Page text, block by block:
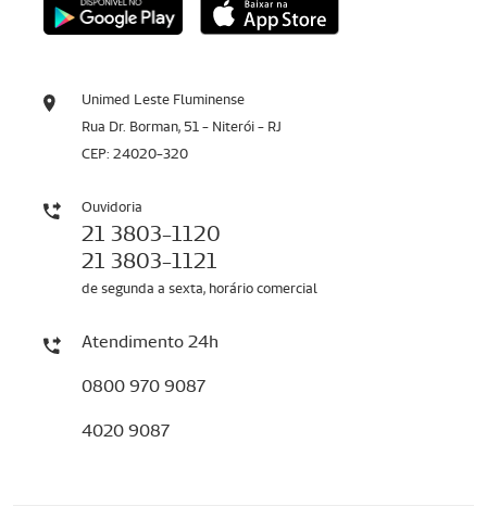
Unimed Leste Fluminense
Rua Dr. Borman, 51 - Niterói - RJ
CEP: 24020-320
Ouvidoria
21 3803-1120
21 3803-1121
de segunda a sexta, horário comercial
Atendimento 24h
0800 970 9087
4020 9087